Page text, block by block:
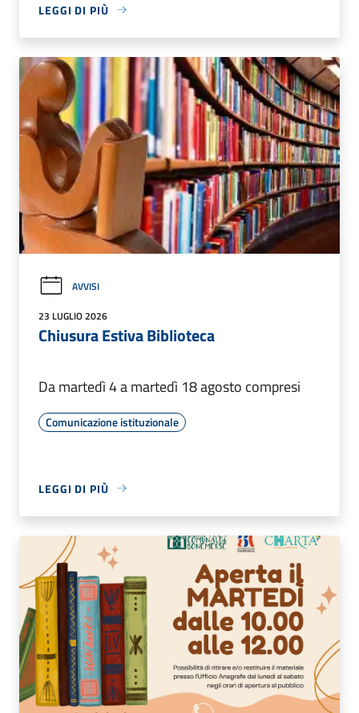
LEGGI DI PIÙ
AVVISI
23 LUGLIO 2026
Chiusura Estiva Biblioteca
Da martedì 4 a martedì 18 agosto compresi
Comunicazione istituzionale
LEGGI DI PIÙ